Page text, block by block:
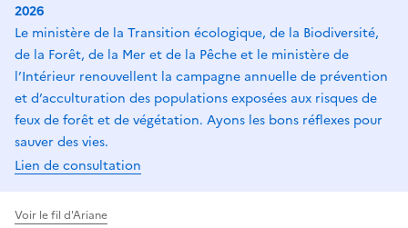
2026
Le ministère de la Transition écologique, de la Biodiversité,
de la Forêt, de la Mer et de la Pêche et le ministère de
l’Intérieur renouvellent la campagne annuelle de prévention
et d’acculturation des populations exposées aux risques de
feux de forêt et de végétation. Ayons les bons réflexes pour
sauver des vies.
Lien de consultation
Voir le fil d'Ariane